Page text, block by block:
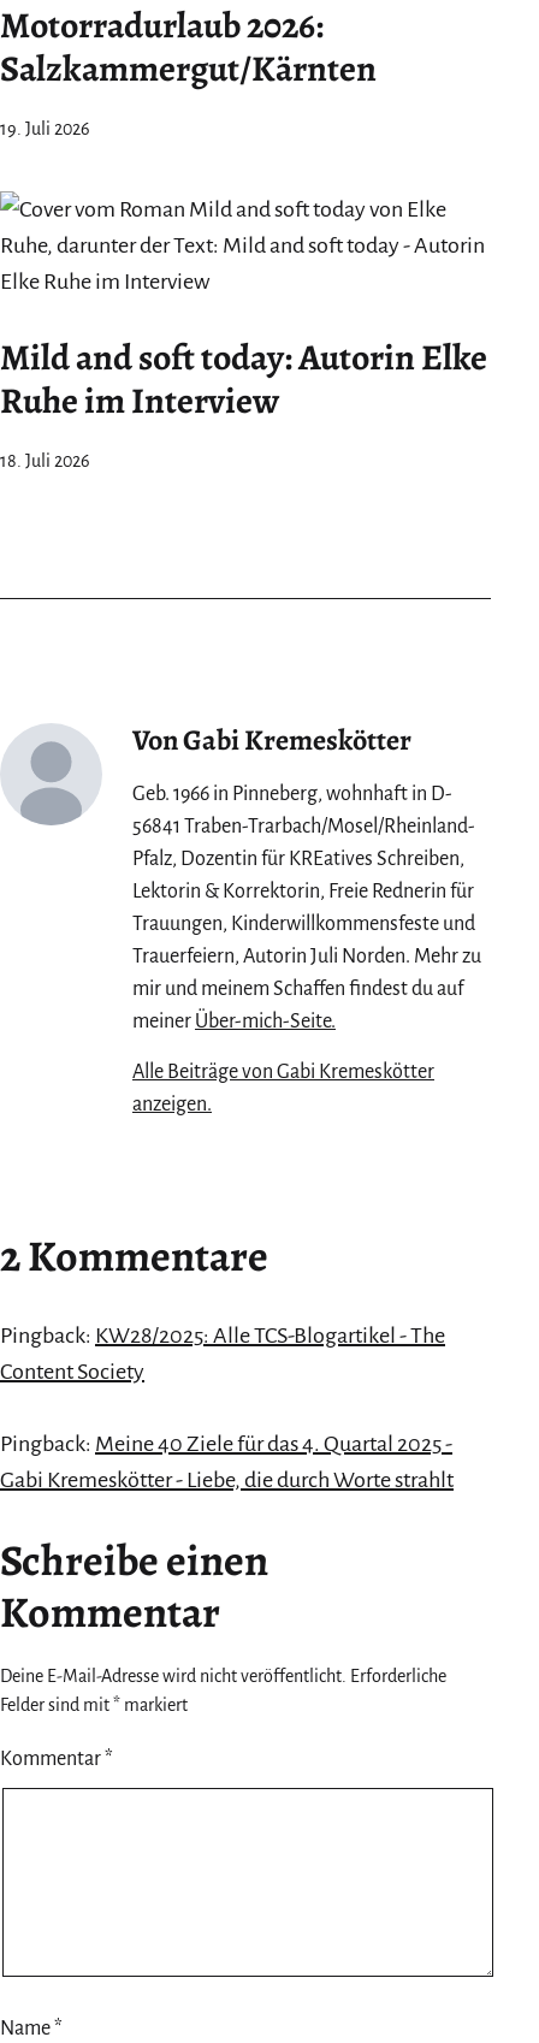
Motorradurlaub 2026:
Salzkammergut/Kärnten
19. Juli 2026
Mild and soft today: Autorin Elke
Ruhe im Interview
18. Juli 2026
Von Gabi Kremeskötter
Geb. 1966 in Pinneberg, wohnhaft in D-
56841 Traben-Trarbach/Mosel/Rheinland-
Pfalz, Dozentin für KREatives Schreiben,
Lektorin & Korrektorin, Freie Rednerin für
Trauungen, Kinderwillkommensfeste und
Trauerfeiern, Autorin Juli Norden. Mehr zu
mir und meinem Schaffen findest du auf
meiner Über-mich-Seite.
Alle Beiträge von Gabi Kremeskötter
anzeigen.
2 Kommentare
Pingback: KW28/2025: Alle TCS-Blogartikel - The
Content Society
Pingback: Meine 40 Ziele für das 4. Quartal 2025 -
Gabi Kremeskötter - Liebe, die durch Worte strahlt
Schreibe einen
Kommentar
Deine E-Mail-Adresse wird nicht veröffentlicht. Erforderliche
Felder sind mit* markiert
Kommentar*
Name*